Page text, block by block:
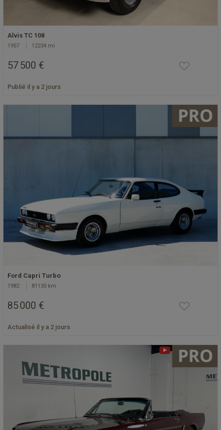
Alvis TC 108
1957 12234 mi
57 500 €
Publié il y a 2 jours
Ford Capri Turbo
1982 81130 km
85 000 €
Actualisé il y a 2 jours